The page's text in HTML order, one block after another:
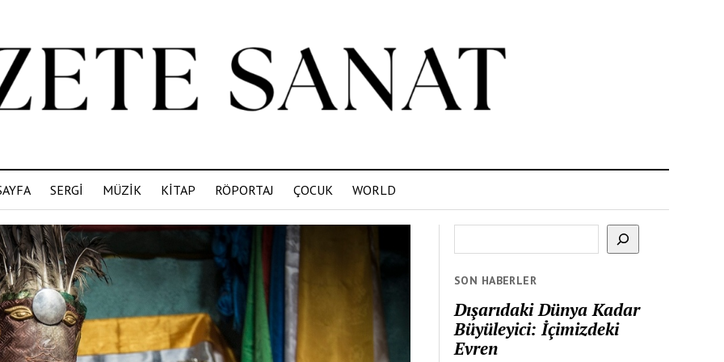
SERGİ MÜZİK KİTAP RÖPORTAJ ÇOCUK WORLD
SON HABERLER
Dışarıdaki Dünya Kadar
Büyüleyici: İçimizdeki
Evren